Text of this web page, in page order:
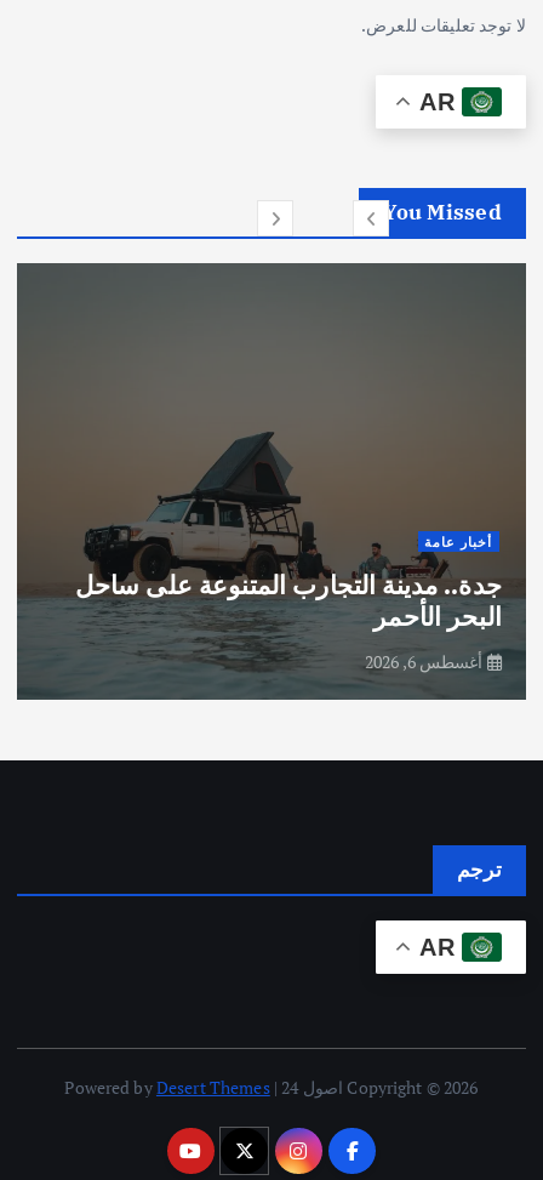
لا توجد تعليقات للعرض.
AR
You Missed
أخبار عامة
جدة.. مدينة التجارب المتنوعة على ساحل
البحر الأحمر
أغسطس 6, 2026
ترجم
AR
Copyright © 2026 اصول 24 | Powered by Desert Themes